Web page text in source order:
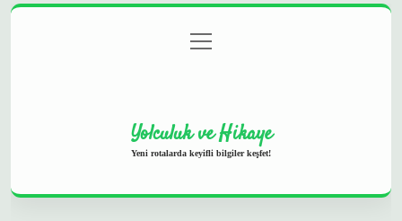
Gizlilik Politikası
menüyü
aç
Yolculuk ve Hikaye
Yeni rotalarda keyifli bilgiler keşfet!